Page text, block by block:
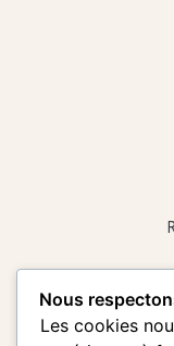
Nous
Les cookies